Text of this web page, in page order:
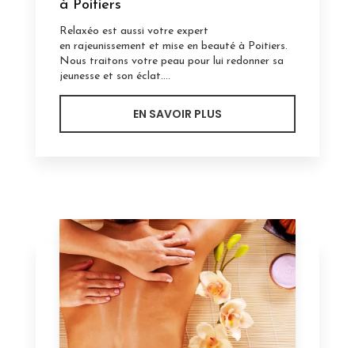
à Poitiers
Relaxéo est aussi votre expert
en rajeunissement et mise en beauté à Poitiers.
Nous traitons votre peau pour lui redonner sa
jeunesse et son éclat....
EN SAVOIR PLUS